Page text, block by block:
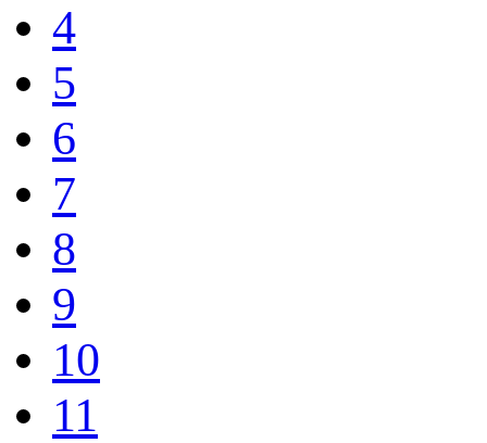
4
5
6
7
8
9
10
11